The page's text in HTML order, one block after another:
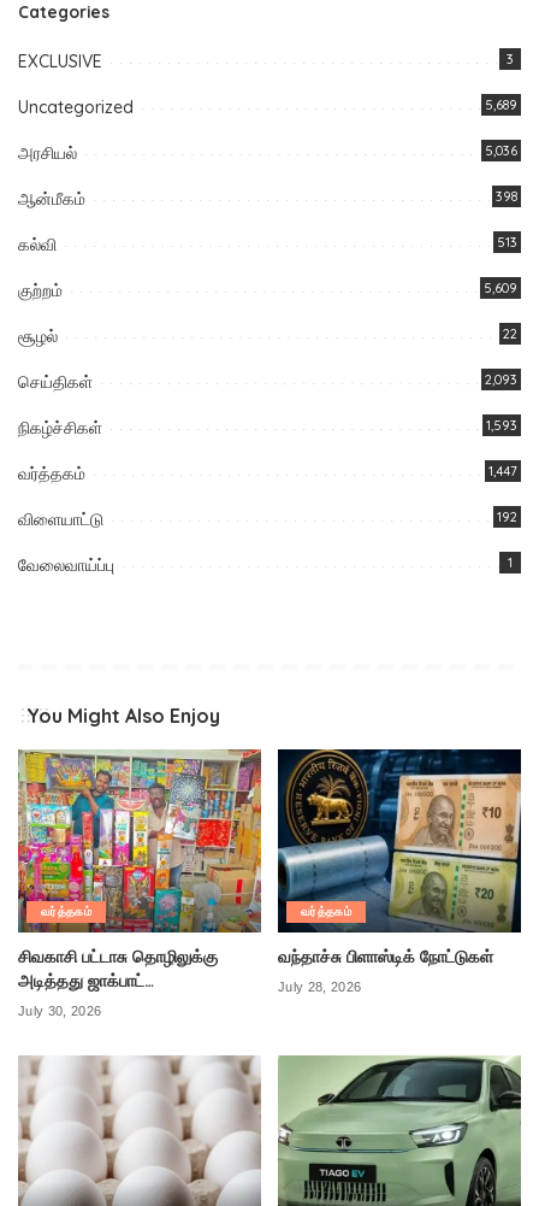
Categories
EXCLUSIVE 3
Uncategorized 5,689
அரசியல் 5,036
ஆன்மீகம் 398
கல்வி 513
குற்றம் 5,609
சூழல் 22
செய்திகள் 2,093
நிகழ்ச்சிகள் 1,593
வர்த்தகம் 1,447
விளையாட்டு 192
வேலைவாய்ப்பு 1
You Might Also Enjoy
வர்த்தகம்
சிவகாசி பட்டாசு தொழிலுக்கு
அடித்தது ஜாக்பாட்…
July 30, 2026
வர்த்தகம்
வந்தாச்சு பிளாஸ்டிக் நோட்டுகள்
July 28, 2026